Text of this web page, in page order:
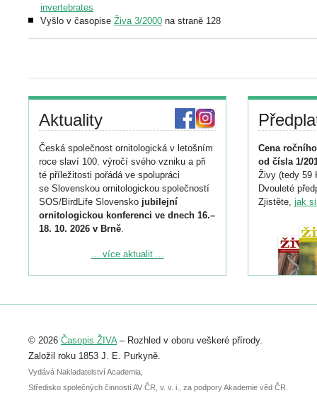
invertebrates
Vyšlo v časopise Živa 3/2000 na straně 128
Aktuality
Česká společnost ornitologická v letošním
roce slaví 100. výročí svého vzniku a při
té příležitosti pořádá ve spolupráci
se Slovenskou ornitologickou společností
SOS/BirdLife Slovensko jubilejní
ornitologickou konferenci ve dnech 16.–
18. 10. 2026 v Brně.
Podrobnější informace ke konferenci
Registrovat se můžete do 6. září.
abstraktu přihlášené přednášky nebo
posteru je už 30. června.
... více aktualit ...
Cena
od čísla 1/
Živy (tedy 59
Dvouleté
Zjistěte, jak
© 2026 Časopis ŽIVA– Rozhled v oboru veškeré přírody.
Založil roku 1853 J. E. Purkyně.
Vydává Nakladatelství Academia,
Středisko společných činností AV ČR, v. v. i., za podpory Akademie věd ČR.